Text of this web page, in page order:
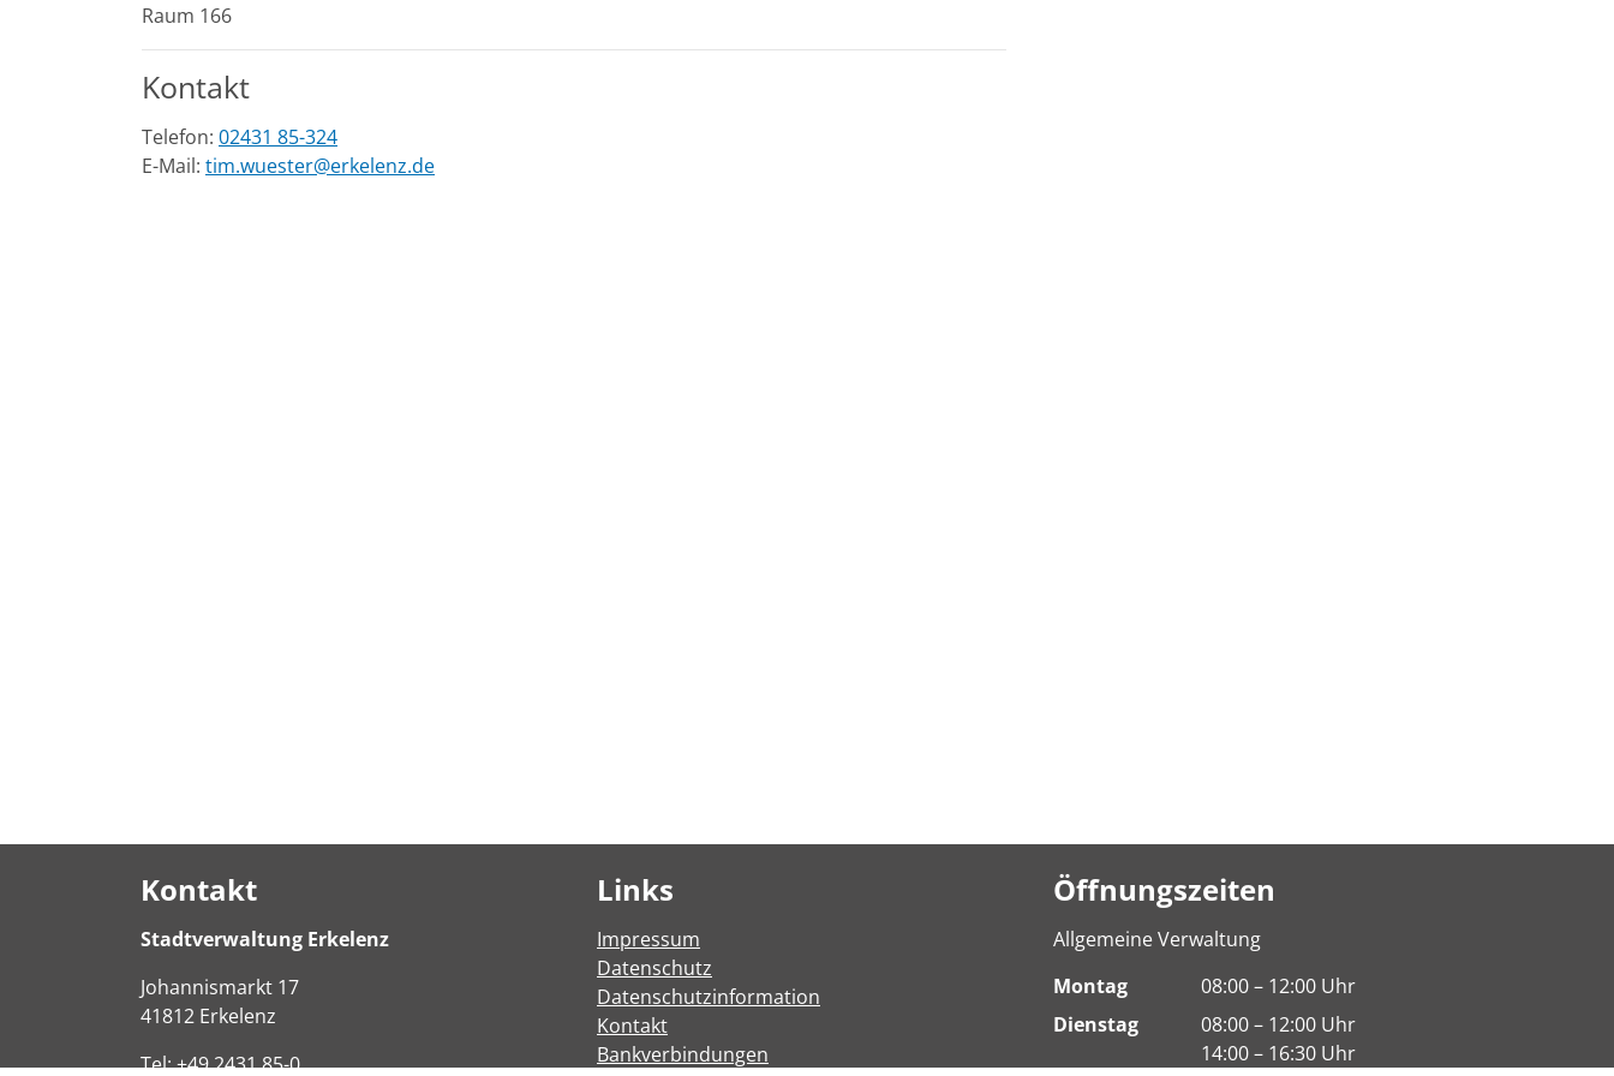
Raum 166
Kontakt
Telefon: 02431 85-324
E-Mail: tim.wuester@erkelenz.de
Kontakt
Stadtverwaltung Erkelenz
Johannismarkt 17
41812 Erkelenz
Tel:+49 2431 85-0
Links
Impressum
Datenschutz
Datenschutzinformation
Kontakt
Bankverbindungen
Öffnungszeiten
Allgemeine Verwaltung
Montag
08:00 – 12:00 Uhr
Dienstag
08:00 – 12:00 Uhr
14:00 – 16:30 Uhr